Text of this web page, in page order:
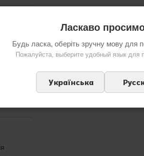
Hi-
— мы
Ласкаво
Будь ласка, оберіть зручну мову для
Пожалуйста, выберите удобный язык для
Українська